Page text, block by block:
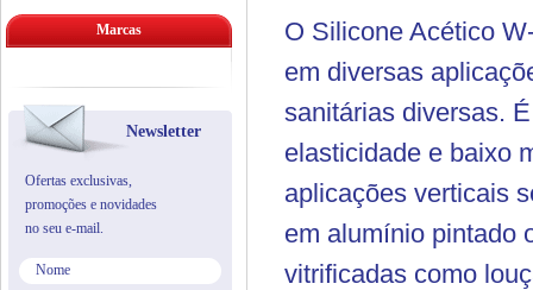
O Silicone Acético
em diversas
sanitárias diversas.
elasticidade e baixo
aplicações verticais
em alumínio pintado
vitrificadas como
Marcas
Newsletter
Ofertas exclusivas,
promoções e novidades
no seu e-mail.